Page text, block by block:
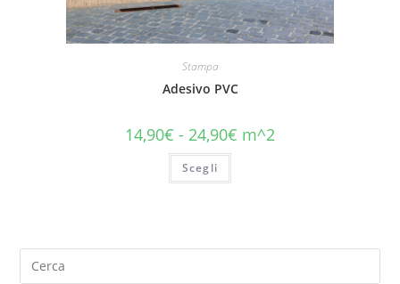
Stampa
Adesivo PVC
14,90€ - 24,90€ m^2
Scegli